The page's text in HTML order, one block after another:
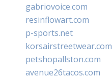
gabriovoice.com
resinflowart.com
p-sports.net
korsairstreetwear.com
petshopallston.com
avenue26tacos.com